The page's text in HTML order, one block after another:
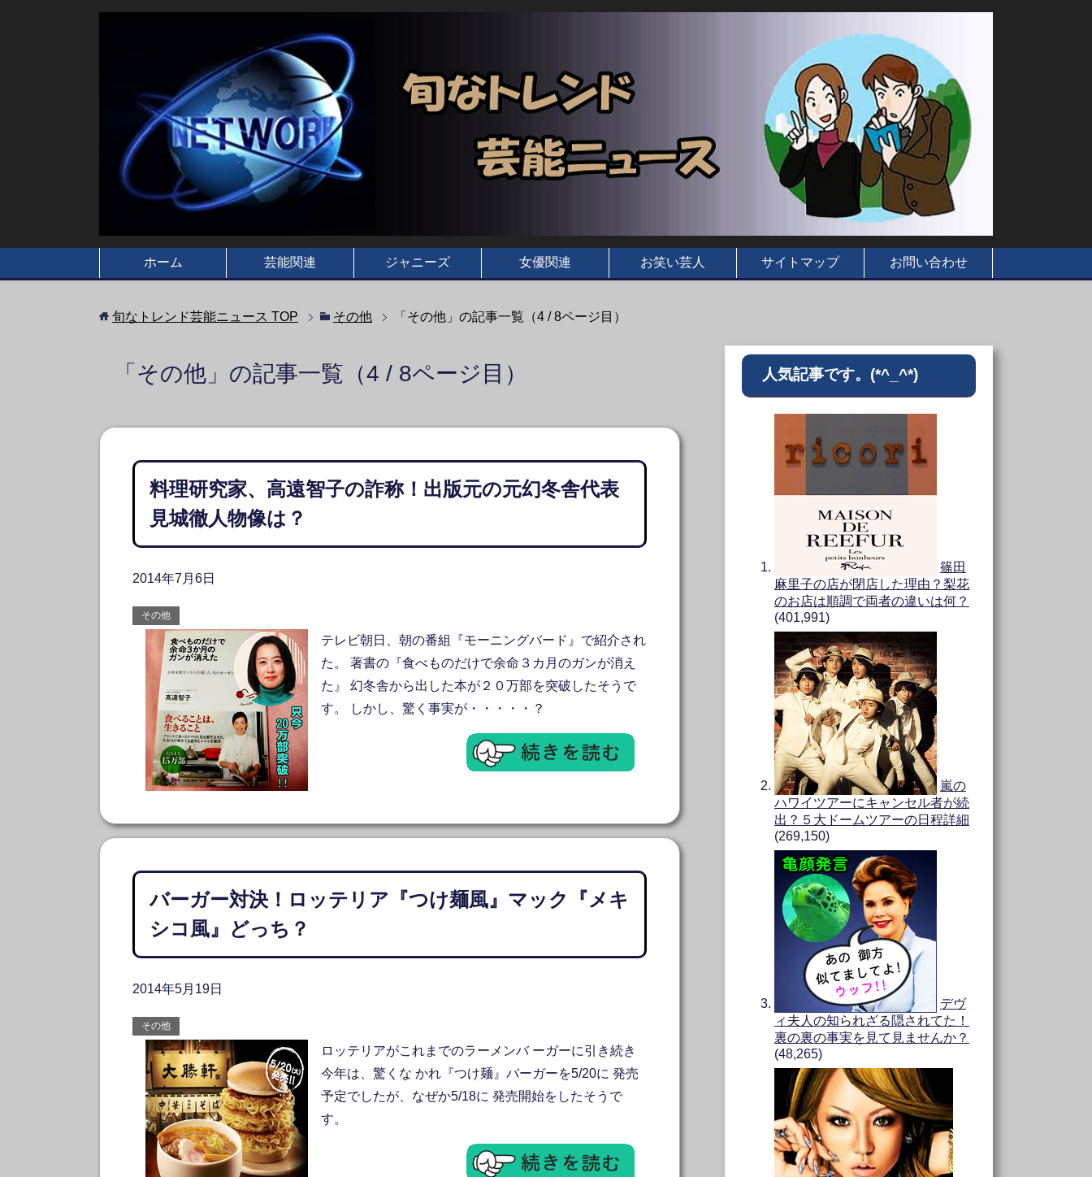
ホーム 芸能関連 ジャニーズ 女優関連 お笑い芸人 サイトマップ お問い合わせ
旬なトレンド芸能ニュース TOP その他 「その他」の記事一覧（4 / 8ページ目）
「その他」の記事一覧（4 / 8ページ目）
料理研究家、高遠智子の詐称！出版元の元幻冬舎代表
見城徹人物像は？
2014年7月6日
その他
テレビ朝日、朝の番組『モーニングバード』で紹介され
た。 著書の『食べものだけで余命３カ月のガンが消え
た』 幻冬舎から出した本が２０万部を突破したそうで
す。 しかし、驚く事実が・・・・・？
バーガー対決！ロッテリア『つけ麺風』マック『メキ
シコ風』どっち？
2014年5月19日
その他
ロッテリアがこれまでのラーメンバ ーガーに引き続き
今年は、驚くな かれ『つけ麺』バーガーを5/20に 発売
予定でしたが、なぜか5/18に 発売開始をしたそうで
す。
人気記事です。(*^_^*)
篠田
麻里子の店が閉店した理由？梨花
のお店は順調で両者の違いは何？
(401,991)
嵐の
ハワイツアーにキャンセル者が続
出？５大ドームツアーの日程詳細
(269,150)
デヴ
ィ夫人の知られざる隠されてた！
裏の裏の事実を見て見ませんか？
(48,265)